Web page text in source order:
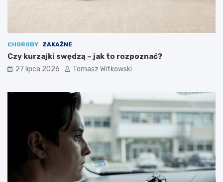
CHOROBY ZAKAŹNE
Czy kurzajki swędzą – jak to rozpoznać?
27 lipca 2026 Tomasz Witkowski